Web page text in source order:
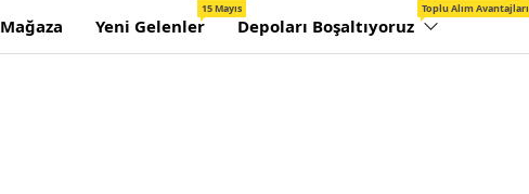
Mağaza Yeni Gelenler
15 Mayıs
Depoları Boşaltıyoruz
Toplu Alım Avantajları